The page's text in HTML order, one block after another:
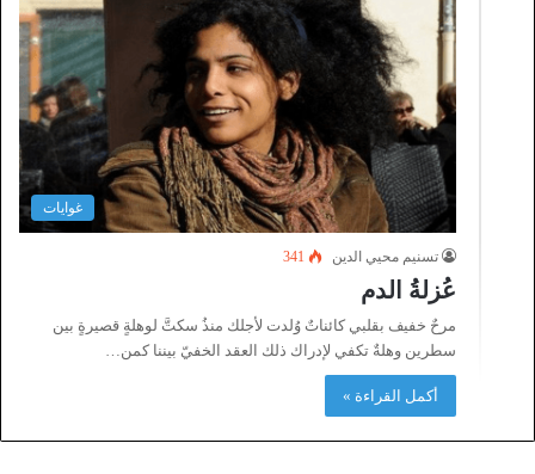
غوايات
تسنيم محيي الدين 341
عُزلةُ الدم
مرحٌ خفيف بقلبي كائناتٌ وُلدت لأجلك منذُ سكتَّ لوهلةٍ قصيرةٍ بين
سطرين وهلةٌ تكفي لإدراك ذلك العقد الخفيّ بيننا كمن…
أكمل القراءة »